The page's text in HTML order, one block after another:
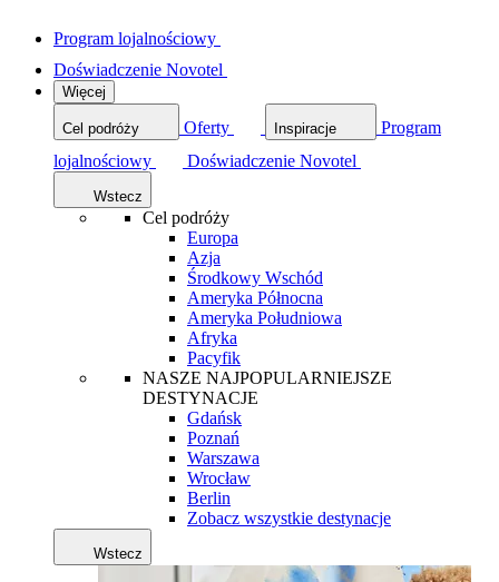
Program lojalnościowy
Doświadczenie Novotel
Więcej
Cel podróży Oferty Inspiracje
Program
lojalnościowy
Doświadczenie Novotel
Wstecz
Cel podróży
Europa
Azja
Środkowy Wschód
Ameryka Północna
Ameryka Południowa
Afryka
Pacyfik
NASZE NAJPOPULARNIEJSZE
DESTYNACJE
Gdańsk
Poznań
Warszawa
Wrocław
Berlin
Zobacz wszystkie destynacje
Wstecz